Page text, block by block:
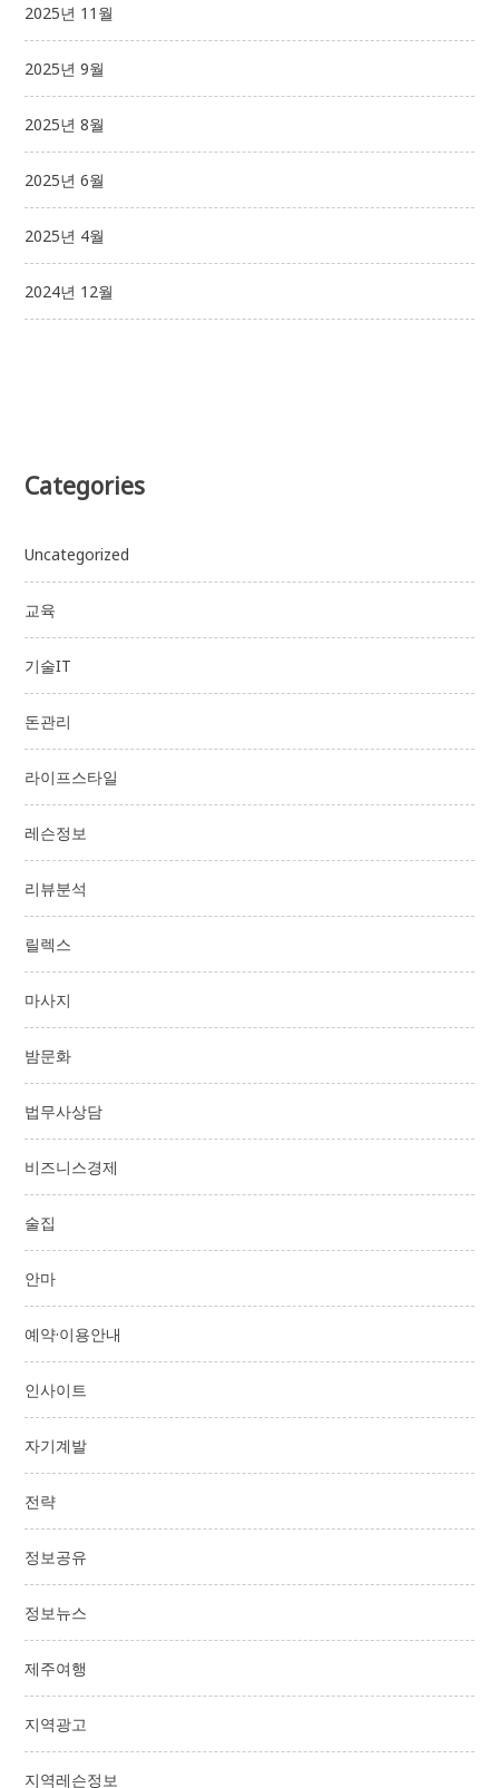
2025년 11월
2025년 9월
2025년 8월
2025년 6월
2025년 4월
2024년 12월
Categories
Uncategorized
교육
기술IT
돈관리
라이프스타일
레슨정보
리뷰분석
릴렉스
마사지
밤문화
법무사상담
비즈니스경제
술집
안마
예약·이용안내
인사이트
자기계발
전략
정보공유
정보뉴스
제주여행
지역광고
지역레슨정보